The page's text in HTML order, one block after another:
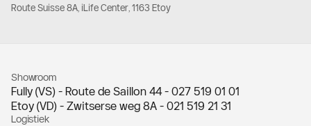
Route Suisse 8A, iLife Center, 1163 Etoy
Showroom
Fully (VS) - Route de Saillon 44 - 027 519 01 01
Etoy (VD) - Zwitserse weg 8A - 021 519 21 31
Logistiek